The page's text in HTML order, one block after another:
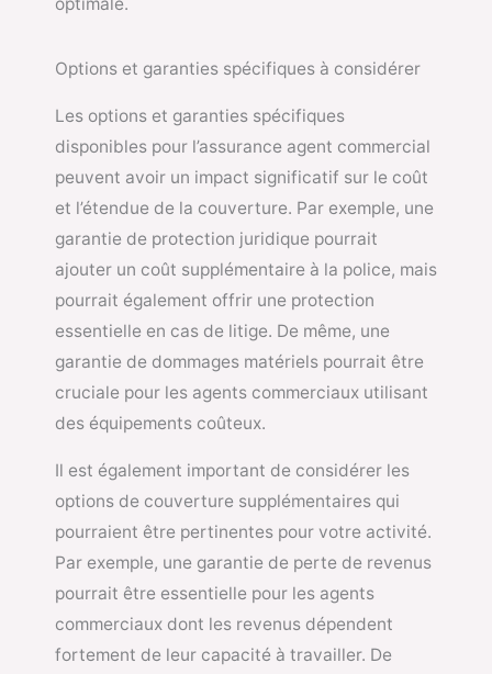
Options et garanties spécifiques à considérer
Les options et garanties spécifiques
disponibles pour l’assurance agent commercial
peuvent avoir un impact significatif sur le coût
et l’étendue de la couverture. Par exemple, une
garantie de protection juridique pourrait
ajouter un coût supplémentaire à la police, mais
pourrait également offrir une protection
essentielle en cas de litige. De même, une
garantie de dommages matériels pourrait être
cruciale pour les agents commerciaux utilisant
des équipements coûteux.
Il est également important de considérer les
options de couverture supplémentaires qui
pourraient être pertinentes pour votre activité.
Par exemple, une garantie de perte de revenus
pourrait être essentielle pour les agents
commerciaux dont les revenus dépendent
fortement de leur capacité à travailler. De